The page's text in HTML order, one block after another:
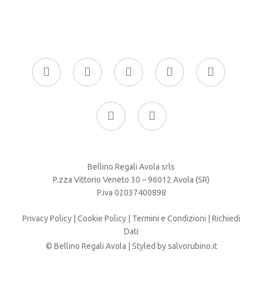
facebook
google-
plus
instagram whatsapp tiktok
phone email
Bellino Regali Avola srls
P.zza Vittorio Veneto 30 – 96012 Avola (SR)
P.iva 02037400898
Privacy Policy |Cookie Policy Termini e Condizioni |Richiedi
Dati
© Bellino Regali Avola | Styled bysalvorubino.it